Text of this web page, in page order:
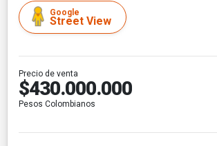
Google
Street View
Precio de venta
$430.000.000
Pesos Colombianos